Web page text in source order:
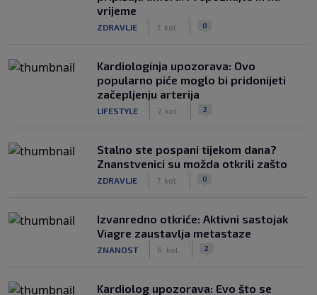
vrijeme
ZDRAVLJE 7. kol. 0
Kardiologinja upozorava: Ovo
popularno piće moglo bi pridonijeti
začepljenju arterija
LIFESTYLE 7. kol. 2
Stalno ste pospani tijekom dana?
Znanstvenici su možda otkrili zašto
ZDRAVLJE 7. kol. 0
Izvanredno otkriće: Aktivni sastojak
Viagre zaustavlja metastaze
ZNANOST 6. kol. 2
Kardiolog upozorava: Evo što se